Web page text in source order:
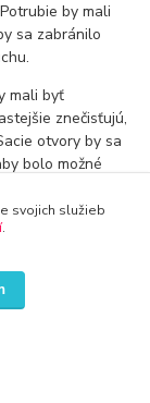
by mali
sa zabránilo
mali byť
znečisťujú,
otvory by sa
bolo možné
by ste
vaše
hluku.
Zásuvky a
svojich služieb
.